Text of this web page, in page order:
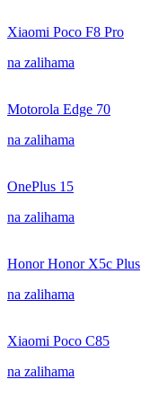
Xiaomi Poco F8 Pro
na zalihama
Motorola Edge 70
na zalihama
OnePlus 15
na zalihama
Honor Honor X5c Plus
na zalihama
Xiaomi Poco C85
na zalihama